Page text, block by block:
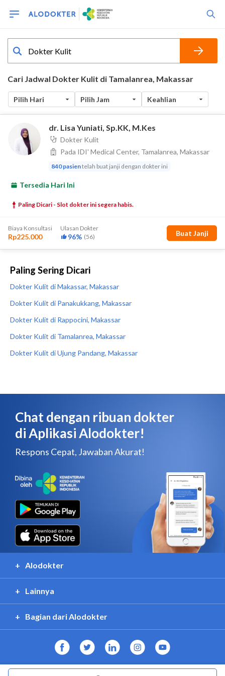
Paling Sering Dicari
Dokter Kulit di Makassar, Makassar
Dokter Kulit di Panakukkang, Makassar
Dokter Kulit di Rappocini, Makassar
Dokter Kulit di Tamalanrea, Makassar
Dokter Kulit di Ujung Pandang, Makassar